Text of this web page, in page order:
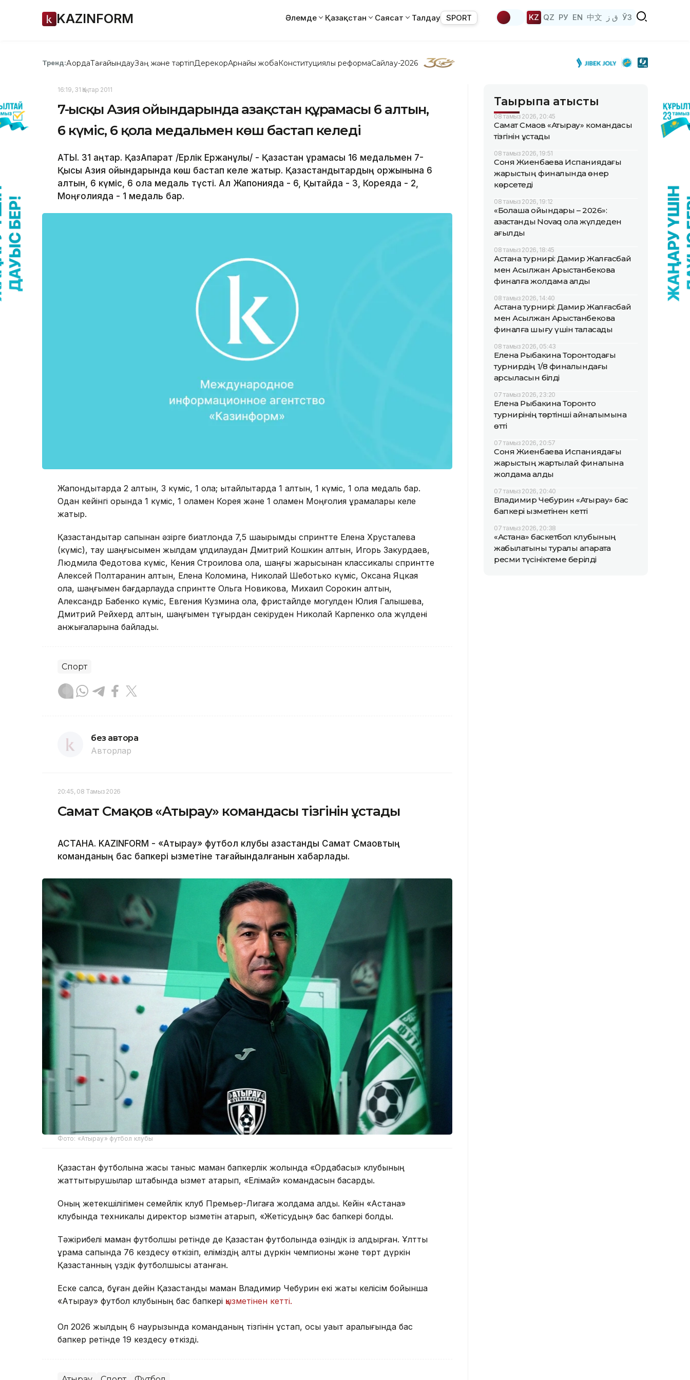
KAZINFORM Әлемде Қазақстан Саясат Талдау SPORT KZ QZ РУ EN 中文 ق ز ЎЗ
Тренд:АқордаТағайындауЗаң және тәртіпДерекқорАрнайы жобаКонституциялық реформаСайлау-2026
16:19, 31 Қаңтар 2011
7-Қысқы Азия ойындарында Қазақстан құрамасы 6 алтын,
6 күміс, 6 қола медальмен көш бастап келеді
АТЫ. 31 қаңтар. ҚазАқпарат /Ерлік Ержанұлы/ - Қазақстан құрамасы 16 медальмен 7-
Қысқы Азия ойындарында көш бастап келе жатыр. Қазақстандықтардың қоржынына 6
алтын, 6 күміс, 6 қола медаль түсті. Ал Жапонияда - 6, Қытайда - 3, Кореяда - 2,
Моңғолияда - 1 медаль бар.
Жапондықтарда 2 алтын, 3 күміс, 1 қола; қытайлықтарда 1 алтын, 1 күміс, 1 қола медаль бар.
Одан кейінгі орында 1 күміс, 1 қоламен Корея және 1 қоламен Моңғолия құрамалары келе
жатыр.
Қазақстандықтар сапынан әзірге биатлонда 7,5 шақырымдық спринтте Елена Хрусталева
(күміс), тау шаңғысымен жылдам құлдилаудан Дмитрий Кошкин алтын, Игорь Закурдаев,
Людмила Федотова күміс, Кения Строилова қола, шаңғы жарысынан классикалық спринтте
Алексей Полтаранин алтын, Елена Коломина, Николай Шеботько күміс, Оксана Яцкая
қола, шаңғымен бағдарлауда спринтте Ольга Новикова, Михаил Сорокин алтын,
Александр Бабенко күміс, Евгения Кузмина қола, фристайлде могулден Юлия Галышева,
Дмитрий Рейхерд алтын, шаңғымен тұғырдан секіруден Николай Карпенко қола жүлдені
қанжығаларына байлады.
Спорт
без автора
Авторлар
20:45, 08 Тамыз 2026
Самат Смақов «Атырау» командасы тізгінін ұстады
АСТАНА. KAZINFORM - «Атырау» футбол клубы қазақстандық Самат Смақовтың
команданың бас бапкері қызметіне тағайындалғанын хабарлады.
Фото: «Атырау» футбол клубы
Қазақстан футболына жақсы таныс маман бапкерлік жолында «Ордабасы» клубының
жаттықтырушылар штабында қызмет атқарып, «Елімай» командасын басқарды.
Оның жетекшілігімен семейлік клуб Премьер-Лигаға жолдама алды. Кейін «Астана»
клубында техникалық директор қызметін атқарып, «Жетісудың» бас бапкері болды.
Тәжірибелі маман футболшы ретінде де Қазақстан футболында өзіндік із қалдырған. Ұлттық
құрама сапында 76 кездесу өткізіп, еліміздің алты дүркін чемпионы және төрт дүркін
Қазақстанның үздік футболшысы атанған.
Еске салсақ, бұған дейін Қазақстандық маман Владимир Чебурин екі жақты келісім бойынша
«Атырау» футбол клубының бас бапкері қызметінен кетті.
Ол 2026 жылдың 6 наурызында команданың тізгінін ұстап, осы уақыт аралығында бас
бапкер ретінде 19 кездесу өткізді.
Тақырыпқа қатысты
08 тамыз 2026, 20:45
Самат Смақов «Атырау» командасы
тізгінін ұстады
08 тамыз 2026, 19:51
Соня Жиенбаева Испаниядағы
жарыстың финалында өнер
көрсетеді
08 тамыз 2026, 19:12
«Болашақ ойындары – 2026»:
қазақстандық Novaq қола жүлдеден
қағылды
08 тамыз 2026, 18:45
Астана турнирі: Дамир Жалғасбай
мен Асылжан Арыстанбекова
финалға жолдама алды
08 тамыз 2026, 14:40
Астана турнирі: Дамир Жалғасбай
мен Асылжан Арыстанбекова
финалға шығу үшін таласады
08 тамыз 2026, 05:43
Елена Рыбакина Торонтодағы
турнирдің 1/8 финалындағы
қарсыласын білді
07 тамыз 2026, 23:20
Елена Рыбакина Торонто
турнирінің төртінші айналымына
өтті
07 тамыз 2026, 20:57
Соня Жиенбаева Испаниядағы
жарыстың жартылай финалына
жолдама алды
07 тамыз 2026, 20:40
Владимир Чебурин «Атырау» бас
бапкері қызметінен кетті
07 тамыз 2026, 20:38
«Астана» баскетбол клубының
жабылатыны туралы ақпаратқа
ресми түсініктеме берілді